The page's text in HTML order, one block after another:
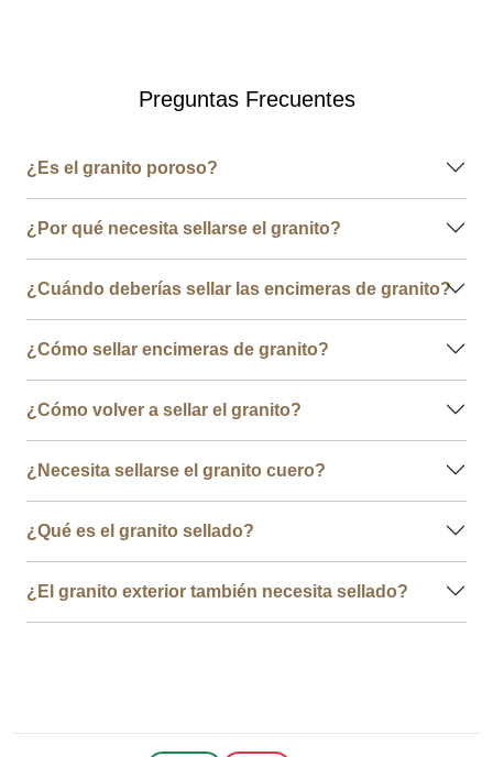
Preguntas Frecuentes
¿Es el granito poroso?
¿Por qué necesita sellarse el granito?
¿Cuándo deberías sellar las encimeras de granito?
¿Cómo sellar encimeras de granito?
¿Cómo volver a sellar el granito?
¿Necesita sellarse el granito cuero?
¿Qué es el granito sellado?
¿El granito exterior también necesita sellado?